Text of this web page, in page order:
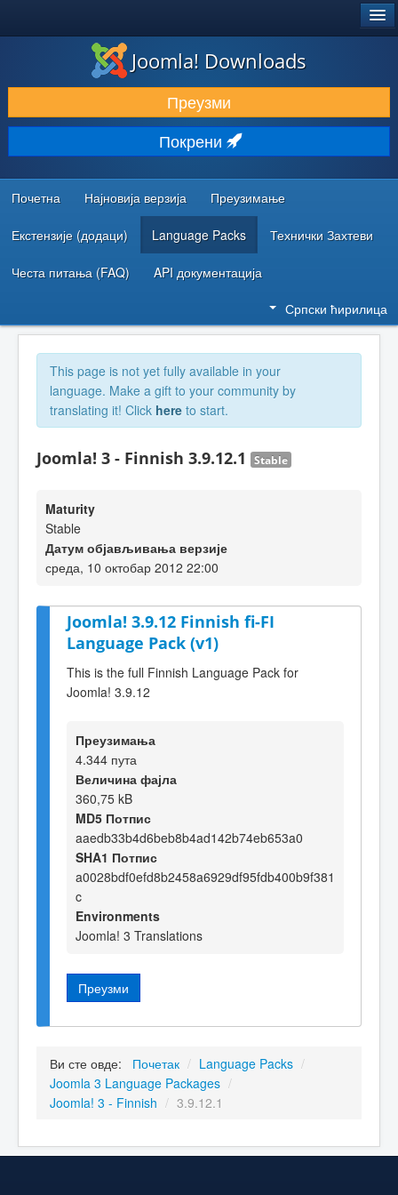
ПРЕУЗИМАЊЕ И ПРОШИРЕЊА (ЕКСТЕНЗИЈЕ)
ОТКРИЈТЕ И НАУЧИТЕ
ЗАЈЕДНИЦА И ПОДРШКА
РЕСУРСИ ЗА РАЗВОЈ
Joomla! Downloads
Преузми
Покрени
Почетна Најновија верзија Преузимање
Екстензије (додаци) Language Packs Технички Захтеви
Честа питања (FAQ) API документација
Српски ћирилица
This page is not yet fully available in your
language. Make a gift to your community by
translating it! Click here to start.
Joomla! 3 - Finnish 3.9.12.1 Stable
Maturity
Stable
Датум објављивања верзије
среда, 10 октобар 2012 22:00
Joomla! 3.9.12 Finnish fi-FI
Language Pack (v1)
This is the full Finnish Language Pack for
Joomla! 3.9.12
Преузимања
4.344 пута
Величина фајла
360,75 kB
MD5 Потпис
aaedb33b4d6beb8b4ad142b74eb653a0
SHA1 Потпис
a0028bdf0efd8b2458a6929df95fdb400b9f381
c
Environments
Joomla! 3 Translations
Преузми
Ви сте овде: Почетак / Language Packs /
Joomla 3 Language Packages /
Joomla! 3 - Finnish / 3.9.12.1